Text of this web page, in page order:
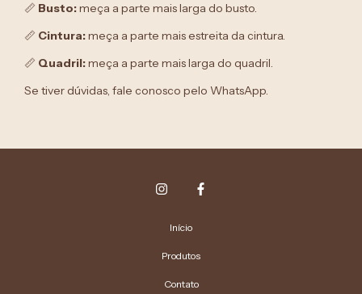
📏 Busto:meça a parte mais larga do busto.
📏 Cintura:meça a parte mais estreita da cintura.
📏 Quadril:meça a parte mais larga do quadril.
Se tiver dúvidas, fale conosco pelo WhatsApp.
Início
Produtos
Contato